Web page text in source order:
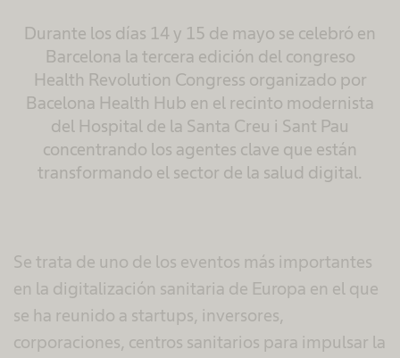
Durante los días 14 y 15 de mayo se celebró en
Barcelona la tercera edición del congreso
Health Revolution Congress organizado por
Bacelona Health Hub en el recinto modernista
del Hospital de la Santa Creu i Sant Pau
concentrando los agentes clave que están
transformando el sector de la salud digital.
Se trata de uno de los eventos más importantes
en la digitalización sanitaria de Europa en el que
se ha reunido a startups, inversores,
corporaciones, centros sanitarios para impulsar la